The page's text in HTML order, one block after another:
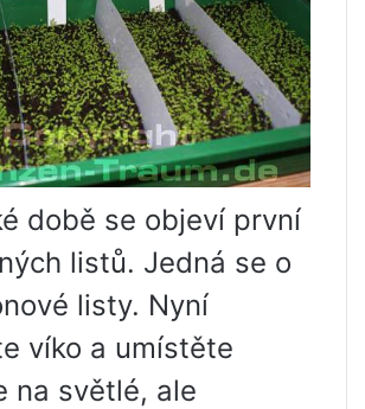
době se objeví první
listů. Jedná se o
listy. Nyní
víko a umístěte
na světlé, ale